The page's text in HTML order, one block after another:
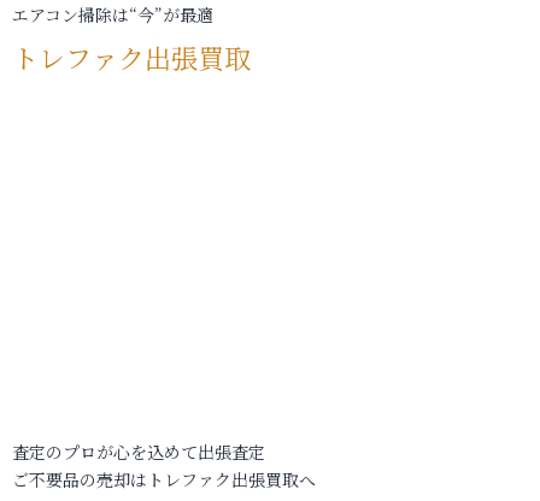
エアコン掃除は“今”が最適
トレファク出張買取
査定のプロが心を込めて出張査定
ご不要品の売却はトレファク出張買取へ